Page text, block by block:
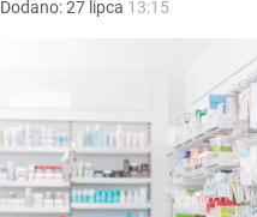
Dodano:27 lipca 13:15